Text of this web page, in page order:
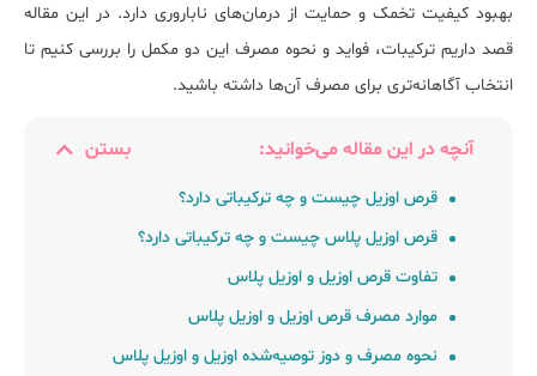
بهبود کیفیت تخمک و حمایت از درمان‌های ناباروری دارد. در این مقاله
قصد داریم ترکیبات، فواید و نحوه مصرف این دو مکمل را بررسی کنیم تا
انتخاب آگاهانه‌تری برای مصرف آن‌ها داشته باشید.
آنچه در این مقاله می‌خوانید: بستن
قرص اوزیل چیست و چه ترکیباتی دارد؟
قرص اوزیل پلاس چیست و چه ترکیباتی دارد؟
تفاوت قرص اوزیل و اوزیل پلاس
موارد مصرف قرص اوزیل و اوزیل پلاس
نحوه مصرف و دوز توصیه‌شده اوزیل و اوزیل پلاس